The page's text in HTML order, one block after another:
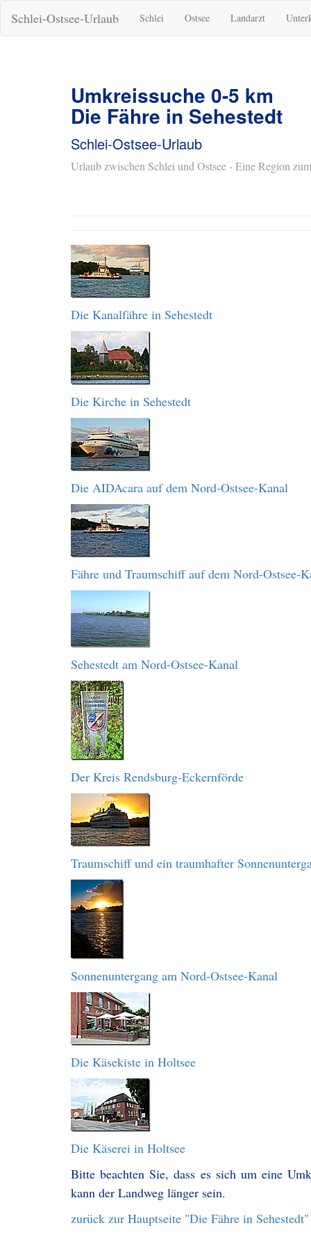
Schlei-Ostsee-Urlaub Schlei Ostsee Landarzt
Umkreissuche 0-5 km
Die Fähre in Sehestedt
Schlei-Ostsee-Urlaub
Urlaub zwischen Schlei und Ostsee - Eine Region
Die Kanalfähre in Sehestedt
Die Kirche in Sehestedt
Die AIDAcara auf dem Nord-Ostsee-Kanal
Fähre und Traumschiff auf dem Nord-Ostsee-
Sehestedt am Nord-Ostsee-Kanal
Der Kreis Rendsburg-Eckernförde
Traumschiff und ein traumhafter
Sonnenuntergang am Nord-Ostsee-Kanal
Die Käsekiste in Holtsee
Die Käserei in Holtsee
Bitte beachten Sie, dass es sich um eine
kann der Landweg länger sein.
zurück zur Hauptseite "Die Fähre in Sehestedt"